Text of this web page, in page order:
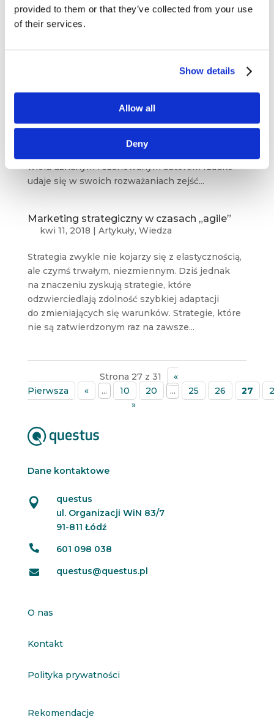
provided to them or that they’ve collected from your use
of their services.
Show details
Allow all
Deny
z czerwonego do błękitnego oceanu?
Jak osiągnąć sukces w biznesie? – od książek
pod tym hasłem uginają się półki w księgarniach.
Problem w tym, że w zdecydowanej większości
są to pozycje pełne pustych frazesów. Nawet
wielu uznanym i szanowanym autorom rzadko
udaje się w swoich rozważaniach zejść...
Marketing strategiczny w czasach „agile”
kwi 11, 2018 | Artykuły, Wiedza
Strategia zwykle nie kojarzy się z elastycznością,
ale czymś trwałym, niezmiennym. Dziś jednak
na znaczeniu zyskują strategie, które
odzwierciedlają zdolność szybkiej adaptacji
do zmieniających się warunków. Strategie, które
nie są zatwierdzonym raz na zawsze...
Strona 27 z 31
«
Pierwsza
« ... 10 20 ... 25 26 27
»
Dane kontaktowe

questus
ul. Organizacji WiN 83/7
91-811 Łódź
 601 098 038
 questus@questus.pl
O nas
Kontakt
Polityka prywatności
Rekomendacje